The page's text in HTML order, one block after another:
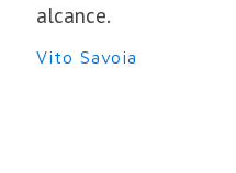
alcance.
Vito Savoia